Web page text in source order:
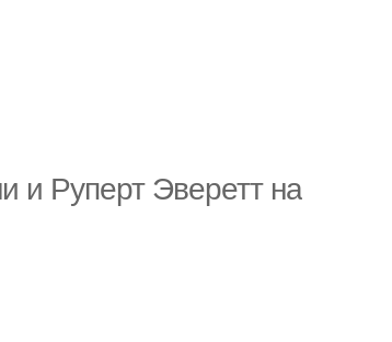
и Руперт Эверетт на